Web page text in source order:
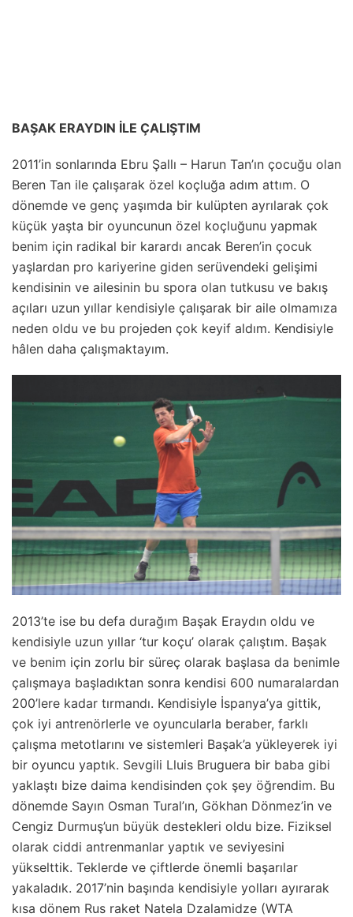
BAŞAK ERAYDIN İLE ÇALIŞTIM
2011’in sonlarında Ebru Şallı – Harun Tan’ın çocuğu olan
Beren Tan ile çalışarak özel koçluğa adım attım. O
dönemde ve genç yaşımda bir kulüpten ayrılarak çok
küçük yaşta bir oyuncunun özel koçluğunu yapmak
benim için radikal bir karardı ancak Beren’in çocuk
yaşlardan pro kariyerine giden serüvendeki gelişimi
kendisinin ve ailesinin bu spora olan tutkusu ve bakış
açıları uzun yıllar kendisiyle çalışarak bir aile olmamıza
neden oldu ve bu projeden çok keyif aldım. Kendisiyle
hâlen daha çalışmaktayım.
2013’te ise bu defa durağım Başak Eraydın oldu ve
kendisiyle uzun yıllar ‘tur koçu’ olarak çalıştım. Başak
ve benim için zorlu bir süreç olarak başlasa da benimle
çalışmaya başladıktan sonra kendisi 600 numaralardan
200’lere kadar tırmandı. Kendisiyle İspanya’ya gittik,
çok iyi antrenörlerle ve oyuncularla beraber, farklı
çalışma metotlarını ve sistemleri Başak’a yükleyerek iyi
bir oyuncu yaptık. Sevgili Lluis Bruguera bir baba gibi
yaklaştı bize daima kendisinden çok şey öğrendim. Bu
dönemde Sayın Osman Tural’ın, Gökhan Dönmez’in ve
Cengiz Durmuş’un büyük destekleri oldu bize. Fiziksel
olarak ciddi antrenmanlar yaptık ve seviyesini
yükselttik. Teklerde ve çiftlerde önemli başarılar
yakaladık. 2017’nin başında kendisiyle yolları ayırarak
kısa dönem Rus raket Natela Dzalamidze (WTA